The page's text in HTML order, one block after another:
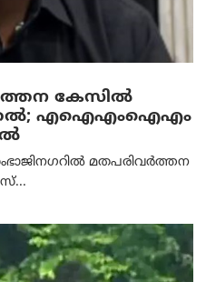
കേസിൽ
എഐഎംഐഎം
മതപരിവർത്തന